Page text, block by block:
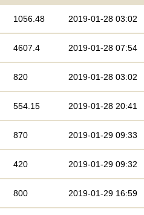
1056.48 2019-01-28 03:02
4607.4 2019-01-28 07:54
820 2019-01-28 03:02
554.15 2019-01-28 20:41
870 2019-01-29 09:33
420 2019-01-29 09:32
800 2019-01-29 16:59